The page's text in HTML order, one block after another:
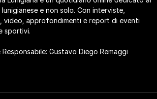
e non solo. Con interviste,
video, approfondimenti e report di eventi
sportivi.
Gustavo Diego Remaggi